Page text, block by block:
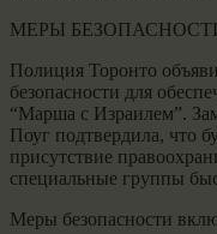
МЕРЫ
Полиция Торонто
безопасности для
“Марша с Израилем”.
Поуг подтвердила, что
присутствие
специальные группы
Меры безопасности